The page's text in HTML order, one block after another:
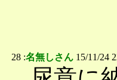
28 :名無しさん 15/11/24